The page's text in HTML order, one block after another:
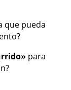
que pueda
para